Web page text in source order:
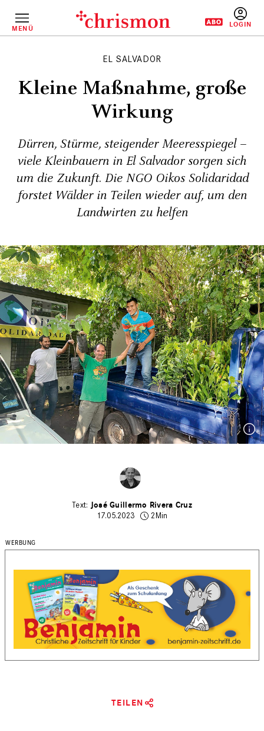
InhaltMENÜ
EL SALVADOR
Kleine Maßnahme, große
Wirkung
Dürren, Stürme, steigender Meeresspiegel –
viele Kleinbauern in El Salvador sorgen sich
um die Zukunft. Die NGO Oikos Solidaridad
forstet Wälder in Teilen wieder auf, um den
Landwirten zu helfen
José Guillermo Rivera Cruz
17.05.2023
2Min
TEILEN